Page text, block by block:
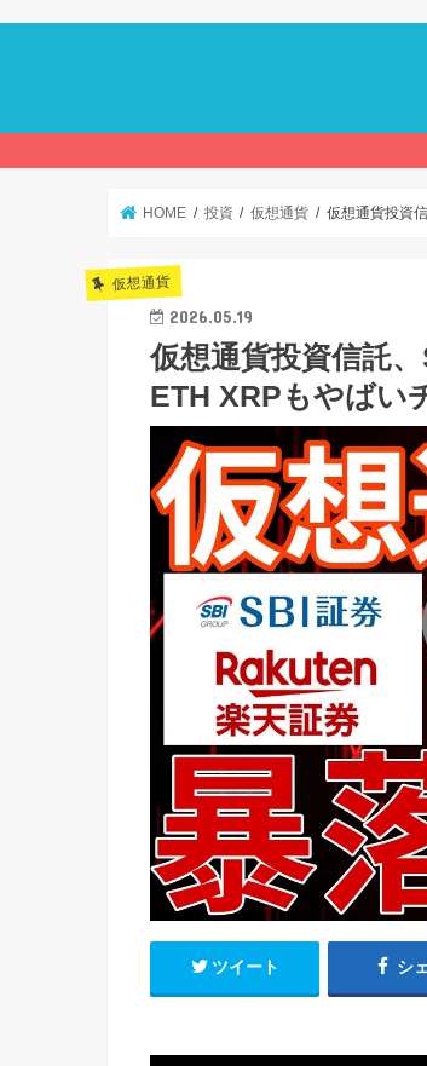
HOME 投資 仮想通貨 仮想通貨投資
仮想通貨
2026.05.19
仮想通貨投資信託
ETH XRPもやばい
ツイート シ